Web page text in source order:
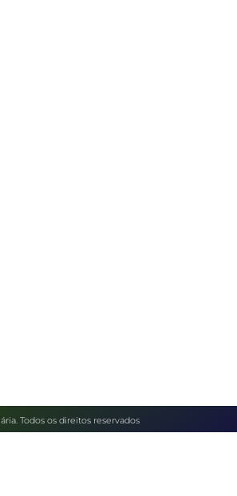
Todos os direitos reservados